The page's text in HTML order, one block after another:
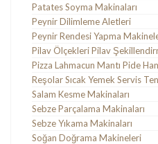
Patates Soyma Makinaları
Peynir Dilimleme Aletleri
Peynir Rendesi Yapma
Pilav Ölçekleri Pilav
Pizza Lahmacun Mantı Pide
Reşolar Sıcak Yemek Servis
Salam Kesme Makinaları
Sebze Parçalama Makinaları
Sebze Yıkama Makinaları
Soğan Doğrama Makineleri